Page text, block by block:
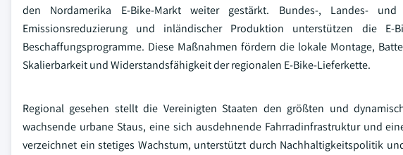
den Nordamerika E-Bike-Markt weiter gestärkt. Bundes-, Landes-
Emissionsreduzierung und inländischer Produktion unterstützen die E-
Beschaffungsprogramme. Diese Maßnahmen fördern die lokale Montage,
Skalierbarkeit und Widerstandsfähigkeit der regionalen E-Bike-Lieferkette.
Regional gesehen stellt die Vereinigten Staaten den größten und
wachsende urbane Staus, eine sich ausdehnende Fahrradinfrastruktur und
verzeichnet ein stetiges Wachstum, unterstützt durch Nachhaltigkeitspolitik